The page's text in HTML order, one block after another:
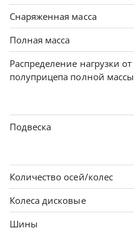
Снаряженная масса
Полная масса
Распределение нагрузки от
полуприцепа полной массы
Подвеска
Количество осей/колес
Колеса дисковые
Шины